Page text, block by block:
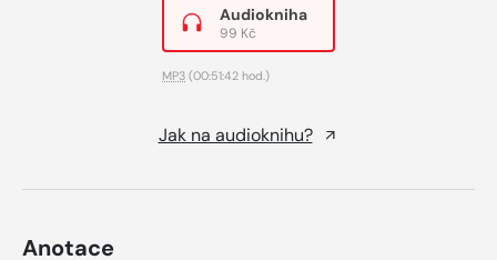
Audiokniha
99 Kč
MP3 (00:51:42 hod.)
Jak na audioknihu?
Anotace